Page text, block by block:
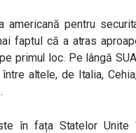
americană pentru
faptul că a atras
primul loc. Pe lângă
altele, de Italia,
în fața Statelor Unite